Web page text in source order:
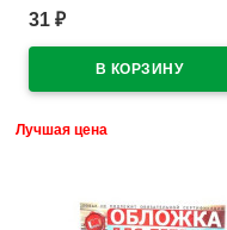
универсальная М арт У 305
31 ₽
Лучшая цена